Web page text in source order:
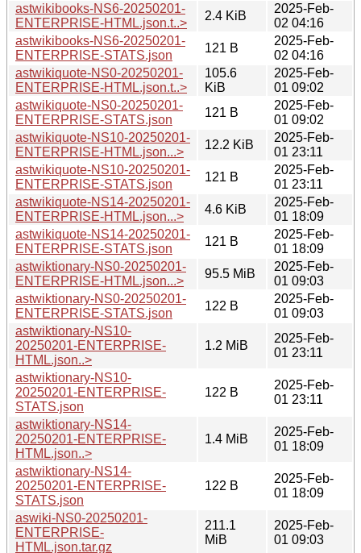
astwikibooks-NS6-20250201-
ENTERPRISE-HTML.json.t..>
2.4 KiB
2025-Feb-
02 04:16
astwikibooks-NS6-20250201-
ENTERPRISE-STATS.json
121 B
2025-Feb-
02 04:16
astwikiquote-NS0-20250201-
ENTERPRISE-HTML.json.t..>
105.6
KiB
2025-Feb-
01 09:02
astwikiquote-NS0-20250201-
ENTERPRISE-STATS.json
121 B
2025-Feb-
01 09:02
astwikiquote-NS10-20250201-
ENTERPRISE-HTML.json...>
12.2 KiB
2025-Feb-
01 23:11
astwikiquote-NS10-20250201-
ENTERPRISE-STATS.json
121 B
2025-Feb-
01 23:11
astwikiquote-NS14-20250201-
ENTERPRISE-HTML.json...>
4.6 KiB
2025-Feb-
01 18:09
astwikiquote-NS14-20250201-
ENTERPRISE-STATS.json
121 B
2025-Feb-
01 18:09
astwiktionary-NS0-20250201-
ENTERPRISE-HTML.json...>
95.5 MiB
2025-Feb-
01 09:03
astwiktionary-NS0-20250201-
ENTERPRISE-STATS.json
122 B
2025-Feb-
01 09:03
astwiktionary-NS10-
20250201-ENTERPRISE-
HTML.json..>
1.2 MiB
2025-Feb-
01 23:11
astwiktionary-NS10-
20250201-ENTERPRISE-
STATS.json
122 B
2025-Feb-
01 23:11
astwiktionary-NS14-
20250201-ENTERPRISE-
HTML.json..>
1.4 MiB
2025-Feb-
01 18:09
astwiktionary-NS14-
20250201-ENTERPRISE-
STATS.json
122 B
2025-Feb-
01 18:09
aswiki-NS0-20250201-
ENTERPRISE-
HTML.json.tar.gz
211.1
MiB
2025-Feb-
01 09:03